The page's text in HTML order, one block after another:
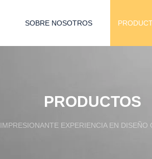
SOBRE NOSOTROS
PRODUCTOS
IMPRESIONANTE EXPERIENCIA EN DISEÑO